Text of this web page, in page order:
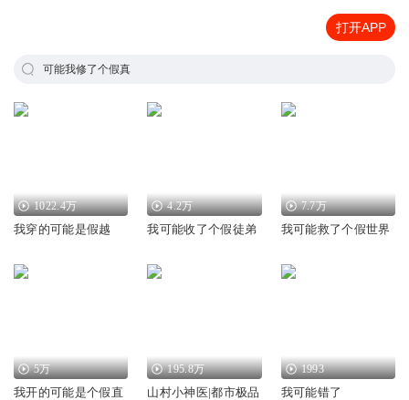
打开APP
可能我修了个假真
1022.4万
我穿的可能是假越
4.2万
我可能收了个假徒弟
7.7万
我可能救了个假世界
5万
我开的可能是个假直
195.8万
山村小神医|都市极品
1993
我可能错了